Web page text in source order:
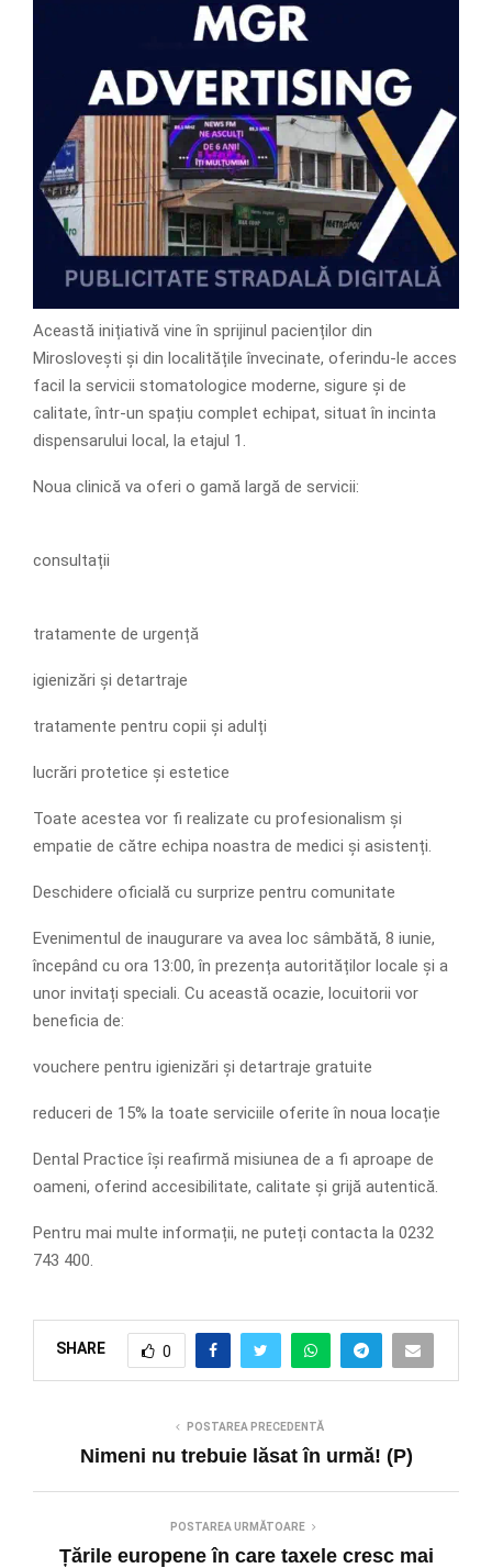
Această inițiativă vine în sprijinul pacienților din
Miroslovești și din localitățile învecinate, oferindu-le acces
facil la servicii stomatologice moderne, sigure și de
calitate, într-un spațiu complet echipat, situat în incinta
dispensarului local, la etajul 1.
Noua clinică va oferi o gamă largă de servicii:
consultații
tratamente de urgență
igienizări și detartraje
tratamente pentru copii și adulți
lucrări protetice și estetice
Toate acestea vor fi realizate cu profesionalism și
empatie de către echipa noastra de medici și asistenți.
Deschidere oficială cu surprize pentru comunitate
Evenimentul de inaugurare va avea loc sâmbătă, 8 iunie,
începând cu ora 13:00, în prezența autorităților locale și a
unor invitați speciali. Cu această ocazie, locuitorii vor
beneficia de:
vouchere pentru igienizări și detartraje gratuite
reduceri de 15% la toate serviciile oferite în noua locație
Dental Practice își reafirmă misiunea de a fi aproape de
oameni, oferind accesibilitate, calitate și grijă autentică.
Pentru mai multe informații, ne puteți contacta la 0232
743 400.
SHARE 0
POSTAREA PRECEDENTĂ
Nimeni nu trebuie lăsat în urmă! (P)
POSTAREA URMĂTOARE
Țările europene în care taxele cresc mai